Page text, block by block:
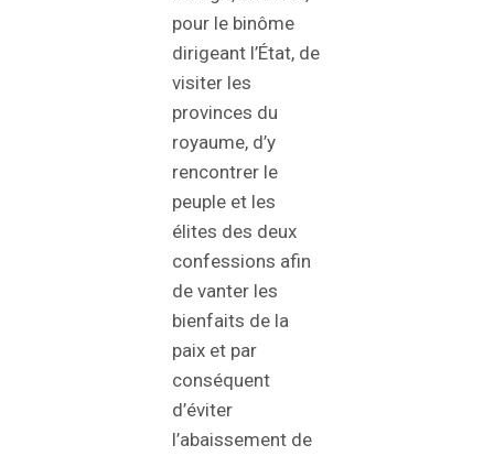
pour le binôme
dirigeant l’État, de
visiter les
provinces du
royaume, d’y
rencontrer le
peuple et les
élites des deux
confessions afin
de vanter les
bienfaits de la
paix et par
conséquent
d’éviter
l’abaissement de